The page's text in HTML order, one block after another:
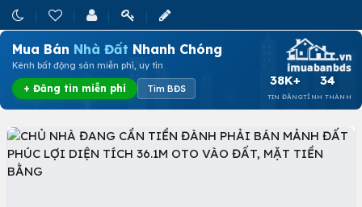
Mua Bán Nhà Đất Nhanh Chóng
Kênh bất động sản miễn phí, uy tín
+ Đăng tin miễn phí Tìm BĐS
38K+
TIN ĐĂNG
34
TỈNH THÀNH